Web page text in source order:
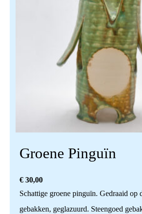
Groene Pinguïn
€ 30,00
Schattige groene pinguïn. Gedraaid op de draaischijf,
gebakken, geglazuurd. Steengoed gebakken (1240), dus